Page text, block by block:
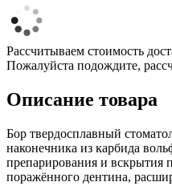
Рассчитываем стоимость
Пожалуйста подождите,
Описание товара
Бор твердосплавный
наконечника из карбида
препарирования и вскрытия
поражённого дентина,